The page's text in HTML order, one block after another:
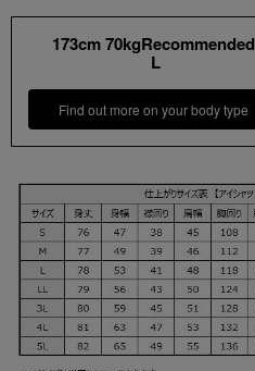
173cm 70kgRecommended
L
Find out more on your body type